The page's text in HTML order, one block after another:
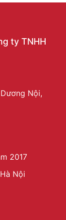
ty TNHH
Nội,
2017
Nội